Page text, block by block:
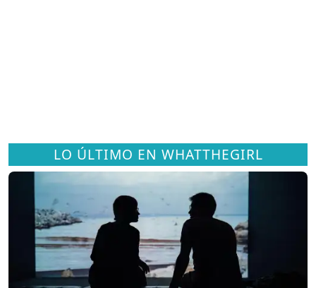
LO ÚLTIMO EN WHATTHEGIRL